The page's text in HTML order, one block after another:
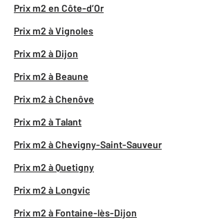
Prix m2 en Côte-d’Or
Prix m2 à Vignoles
Prix m2 à Dijon
Prix m2 à Beaune
Prix m2 à Chenôve
Prix m2 à Talant
Prix m2 à Chevigny-Saint-Sauveur
Prix m2 à Quetigny
Prix m2 à Longvic
Prix m2 à Fontaine-lès-Dijon